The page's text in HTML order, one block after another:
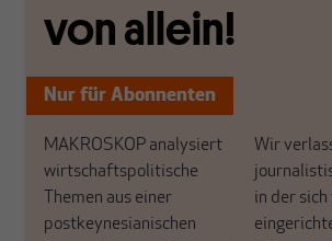
von allein!
Nur für Abonnenten
MAKROSKOP analysiert
wirtschaftspolitische
Themen aus einer
postkeynesianischen
Wir
in der sich